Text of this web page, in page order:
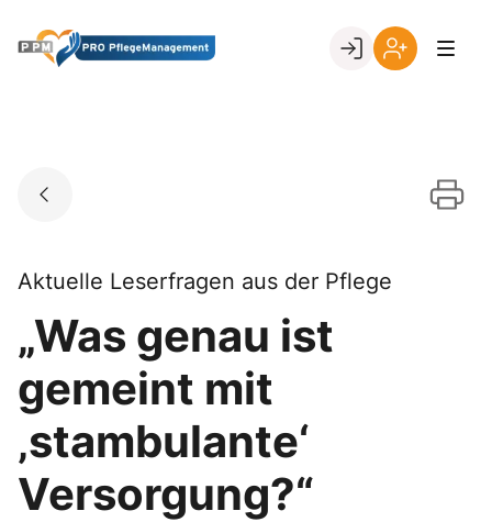
content
Go to landing page.
Aktuelle Leserfragen aus der Pflege
„Was genau ist
gemeint mit
‚stambulante‘
Versorgung?“